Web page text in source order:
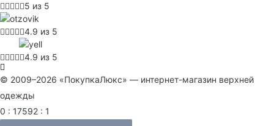
5 из 5
4.9 из 5
4.9 из 5
© 2009–2026 «ПокупкаЛюкс» — интернет-магазин верхней
одежды
0 : 17592 : 1